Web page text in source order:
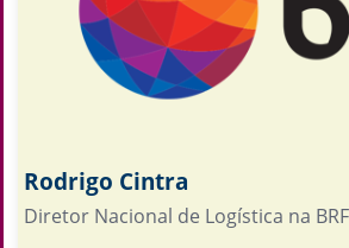
Rodrigo Cintra
Diretor Nacional de Logística na BRF